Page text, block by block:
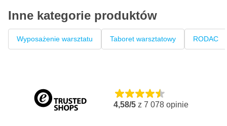
Inne kategorie produktów
Wyposażenie warsztatu Taboret warsztatowy RODAC
4,58/5 z 7 078 opinie